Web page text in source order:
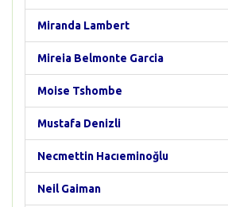
Miranda Lambert
Mireia Belmonte Garcia
Moise Tshombe
Mustafa Denizli
Necmettin Hacıeminoğlu
Neil Gaiman